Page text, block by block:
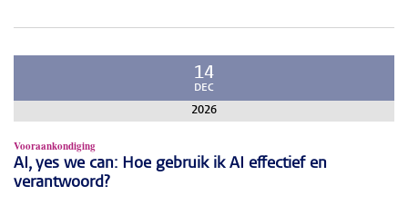
14
DEC
2026
Vooraankondiging
AI, yes we can: Hoe gebruik ik AI effectief en
verantwoord?